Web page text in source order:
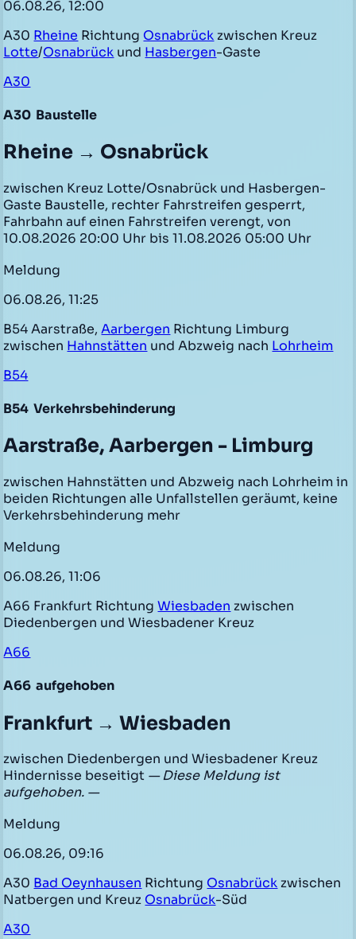
06.08.26, 12:00
A30 Rheine Richtung Osnabrück zwischen Kreuz
Lotte/Osnabrück und Hasbergen-Gaste
A30
A30 Baustelle
Rheine → Osnabrück
zwischen Kreuz Lotte/Osnabrück und Hasbergen-
Gaste Baustelle, rechter Fahrstreifen gesperrt,
Fahrbahn auf einen Fahrstreifen verengt, von
10.08.2026 20:00 Uhr bis 11.08.2026 05:00 Uhr
Meldung
06.08.26, 11:25
B54 Aarstraße,Aarbergen Richtung Limburg
zwischen Hahnstätten und Abzweig nach Lohrheim
B54
B54 Verkehrsbehinderung
Aarstraße, Aarbergen - Limburg
zwischen Hahnstätten und Abzweig nach Lohrheim in
beiden Richtungen alle Unfallstellen geräumt, keine
Verkehrsbehinderung mehr
Meldung
06.08.26, 11:06
A66 Frankfurt RichtungWiesbaden zwischen
Diedenbergen und Wiesbadener Kreuz
A66
A66 aufgehoben
Frankfurt → Wiesbaden
zwischen Diedenbergen und Wiesbadener Kreuz
Hindernisse beseitigt — Diese Meldung ist
aufgehoben. —
Meldung
06.08.26, 09:16
A30 Bad Oeynhausen Richtung Osnabrück zwischen
Natbergen und Kreuz Osnabrück-Süd
A30